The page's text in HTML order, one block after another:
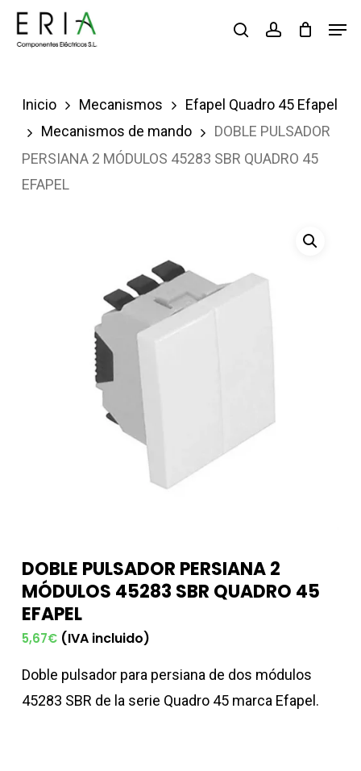
Saltar
buscaraccount
Inicio Mecanismos
Efapel Quadro 45 Efapel
Mecanismos de mando
DOBLE PULSADOR
PERSIANA 2 MÓDULOS 45283 SBR QUADRO 45
EFAPEL
DOBLE PULSADOR PERSIANA 2
MÓDULOS 45283 SBR QUADRO 45
EFAPEL
5,67€ (IVA incluido)
Doble pulsador para persiana de dos módulos
45283 SBR de la serie Quadro 45 marca Efapel.